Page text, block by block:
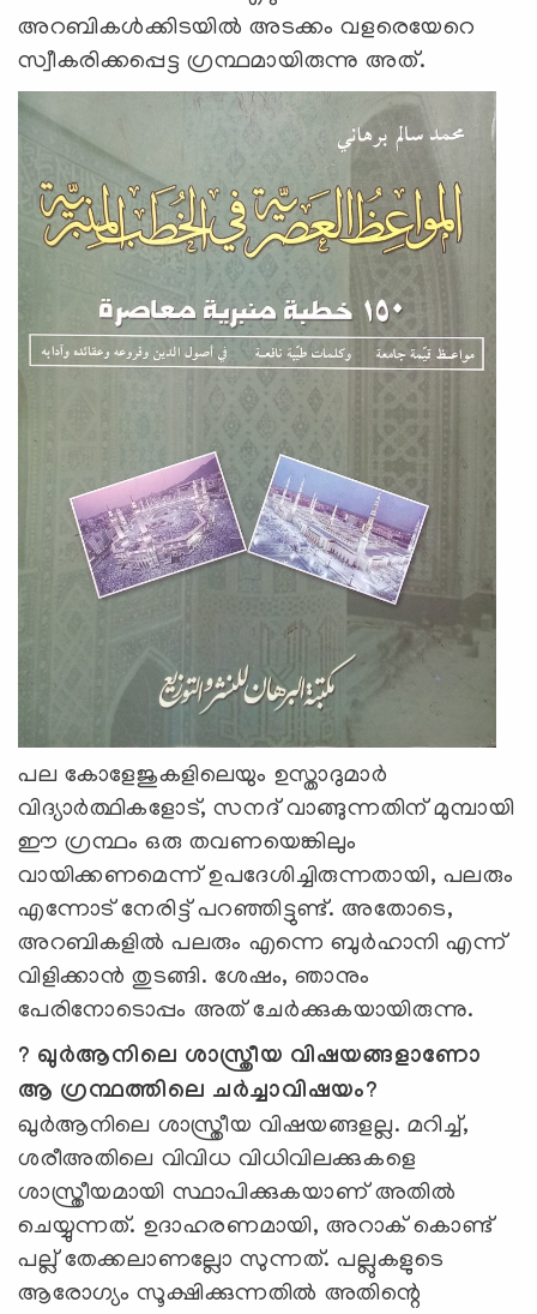
അറബികള്‍ക്കിടയില്‍ അടക്കം വളരെയേറെ
സ്വീകരിക്കപ്പെട്ട ഗ്രന്ഥമായിരുന്നു അത്.
പല കോളേജുകളിലെയും ഉസ്താദുമാര്‍
വിദ്യാര്‍ത്ഥികളോട്, സനദ് വാങ്ങുന്നതിന് മുമ്പായി
ഈ ഗ്രന്ഥം ഒരു തവണയെങ്കിലും
വായിക്കണമെന്ന് ഉപദേശിച്ചിരുന്നതായി, പലരും
എന്നോട് നേരിട്ട് പറഞ്ഞിട്ടുണ്ട്. അതോടെ,
അറബികളില്‍ പലരും എന്നെ ബുര്‍ഹാനി എന്ന്
വിളിക്കാന്‍ തുടങ്ങി. ശേഷം, ഞാനും
പേരിനോടൊപ്പം അത് ചേര്‍ക്കുകയായിരുന്നു.
? ഖുര്‍ആനിലെ ശാസ്ത്രീയ വിഷയങ്ങളാണോ
ആ ഗ്രന്ഥത്തിലെ ചര്‍ച്ചാവിഷയം?
ഖുര്‍ആനിലെ ശാസ്ത്രീയ വിഷയങ്ങളല്ല. മറിച്ച്,
ശരീഅതിലെ വിവിധ വിധിവിലക്കുകളെ
ശാസ്ത്രീയമായി സ്ഥാപിക്കുകയാണ് അതില്‍
ചെയ്യുന്നത്. ഉദാഹരണമായി, അറാക് കൊണ്ട്
പല്ല് തേക്കലാണല്ലോ സുന്നത്. പല്ലുകളുടെ
ആരോഗ്യം സൂക്ഷിക്കുന്നതില്‍ അതിന്റെ